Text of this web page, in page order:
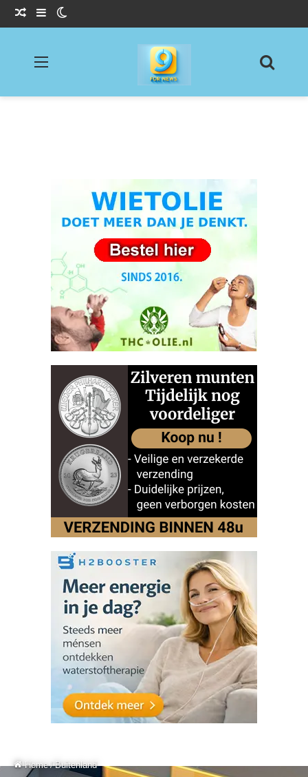
Willekeurig Artikel
Sidebar
Home / Buitenland